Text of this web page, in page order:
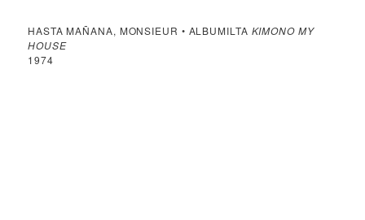
HASTA MAÑANA, MONSIEUR • ALBUMILTA KIMONO MY
HOUSE
1974